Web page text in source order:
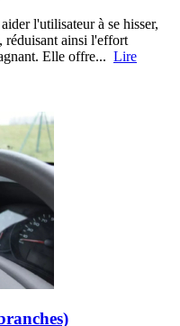
l'utilisateur à se hisser,
réduisant ainsi l'effort
Elle offre... Lire